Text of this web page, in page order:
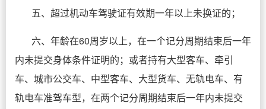
五、超过机动车驾驶证有效期一年以上未换证的；
六、年龄在60周岁以上，在一个记分周期结束后一年
内未提交身体条件证明的；或者持有大型客车、牵引
车、城市公交车、中型客车、大型货车、无轨电车、有
轨电车准驾车型，在两个记分周期结束后一年内未提交